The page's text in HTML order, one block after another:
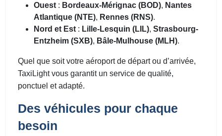
Ouest : Bordeaux-Mérignac (BOD), Nantes
Atlantique (NTE), Rennes (RNS).
Nord et Est : Lille-Lesquin (LIL), Strasbourg-
Entzheim (SXB), Bâle-Mulhouse (MLH).
Quel que soit votre aéroport de départ ou d’arrivée,
TaxiLight vous garantit un service de qualité,
ponctuel et adapté.
Des véhicules pour chaque
besoin